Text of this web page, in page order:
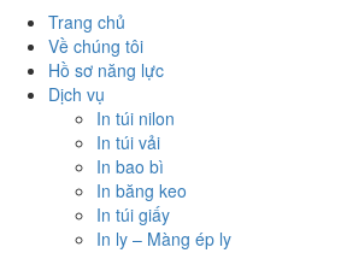
Trang chủ
Về chúng tôi
Hồ sơ năng lực
Dịch vụ
In túi nilon
In túi vải
In bao bì
In băng keo
In túi giấy
In ly – Màng ép ly